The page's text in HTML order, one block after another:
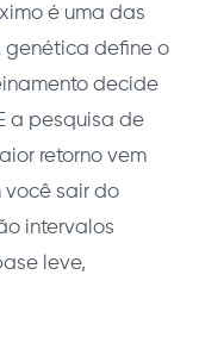
é uma das
genética define o
decide
a pesquisa de
retorno vem
você sair do
intervalos
leve,